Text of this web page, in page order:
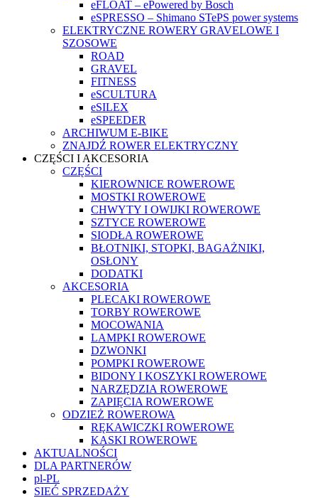
eFLOAT – ePowered by Bosch
eSPRESSO – Shimano STePS power systems
ELEKTRYCZNE ROWERY GRAVELOWE I
SZOSOWE
ROAD
GRAVEL
FITNESS
eSCULTURA
eSILEX
eSPEEDER
ARCHIWUM E-BIKE
ZNAJDŹ ROWER ELEKTRYCZNY
CZĘŚCI I AKCESORIA
CZĘŚCI
KIEROWNICE ROWEROWE
MOSTKI ROWEROWE
CHWYTY I OWIJKI ROWEROWE
SZTYCE ROWEROWE
SIODŁA ROWEROWE
BŁOTNIKI, STOPKI, BAGAŻNIKI,
OSŁONY
DODATKI
AKCESORIA
PLECAKI ROWEROWE
TORBY ROWEROWE
MOCOWANIA
LAMPKI ROWEROWE
DZWONKI
POMPKI ROWEROWE
BIDONY I KOSZYKI ROWEROWE
NARZĘDZIA ROWEROWE
ZAPIĘCIA ROWEROWE
ODZIEŻ ROWEROWA
RĘKAWICZKI ROWEROWE
KASKI ROWEROWE
AKTUALNOŚCI
DLA PARTNERÓW
pl-PL
SIEĆ SPRZEDAŻY